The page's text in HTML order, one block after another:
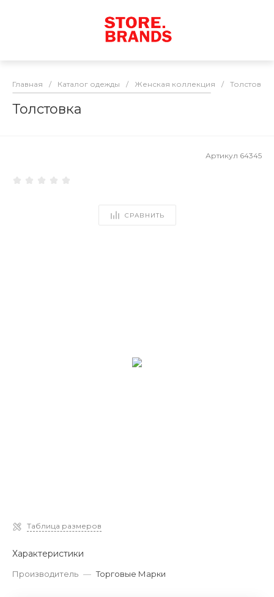
Главная / Каталог одежды / Женская коллекция / Толстовки
Толстовка
Артикул 64345
СРАВНИТЬ
Таблица размеров
Характеристики
Производитель — Торговые Марки